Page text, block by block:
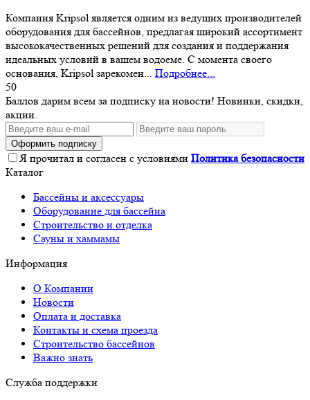
Компания Kripsol является одним из ведущих производителей
оборудования для бассейнов, предлагая широкий ассортимент
высококачественных решений для создания и поддержания
идеальных условий в вашем водоеме. С момента своего
основания, Kripsol зарекомен... Подробнее...
50
Баллов дарим всем за подписку на новости! Новинки, скидки,
акции.
Оформить подписку
Я прочитал и согласен с условиями Политика безопасности
Каталог
Бассейны и аксессуары
Оборудование для бассейна
Строительство и отделка
Сауны и хаммамы
Информация
О Компании
Новости
Оплата и доставка
Контакты и схема проезда
Строительство бассейнов
Важно знать
Служба поддержки